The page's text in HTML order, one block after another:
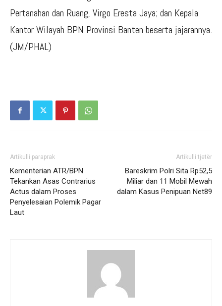
Pertanahan dan Ruang, Virgo Eresta Jaya; dan Kepala
Kantor Wilayah BPN Provinsi Banten beserta jajarannya.
(JM/PHAL)
Artikulli paraprak
Kementerian ATR/BPN
Tekankan Asas Contrarius
Actus dalam Proses
Penyelesaian Polemik Pagar
Laut
Artikulli tjetër
Bareskrim Polri Sita Rp52,5
Miliar dan 11 Mobil Mewah
dalam Kasus Penipuan Net89